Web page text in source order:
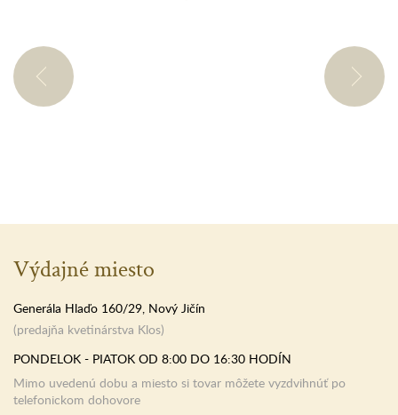
Výdajné miesto
Generála Hlaďo 160/29, Nový Jičín
(predajňa kvetinárstva Klos)
PONDELOK - PIATOK OD 8:00 DO 16:30 HODÍN
Mimo uvedenú dobu a miesto si tovar môžete vyzdvihnúť po
telefonickom dohovore